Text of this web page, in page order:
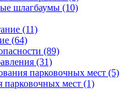
шлагбаумы (10)
(11)
(64)
(89)
(31)
парковочных мест (5)
парковочных мест (1)